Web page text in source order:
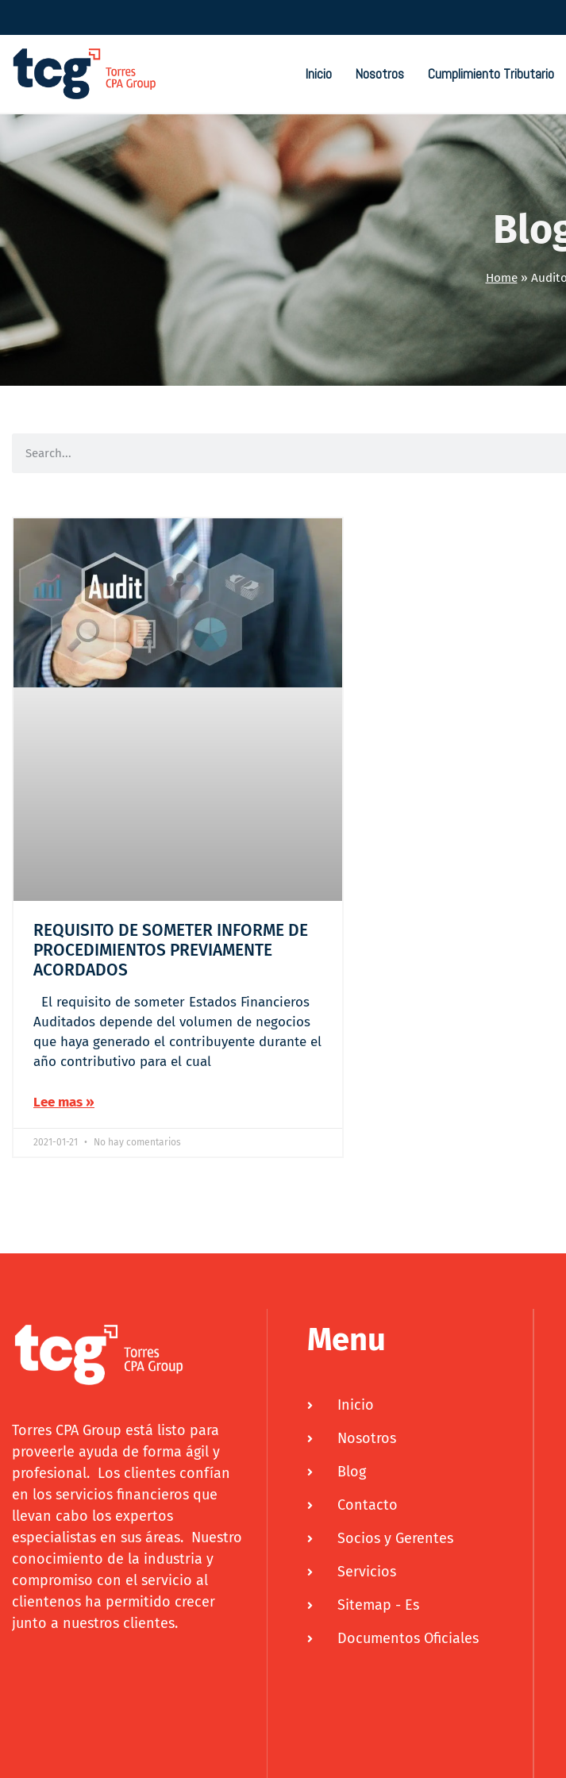
Inicio Nosotros Cumplimiento Tributario
Home»
REQUISITO DE SOMETER INFORME DE
PROCEDIMIENTOS PREVIAMENTE
ACORDADOS
El requisito de someter Estados Financieros
Auditados depende del volumen de negocios
que haya generado el contribuyente durante el
año contributivo para el cual
Lee mas »
2021-01-21 No hay comentarios
Torres CPA Group está listo para
proveerle ayuda de forma ágil y
profesional. Los clientes confían
en los servicios financieros que
llevan cabo los expertos
especialistas en sus áreas. Nuestro
conocimiento de la industria y
compromiso con el servicio al
clientenos ha permitido crecer
junto a nuestros clientes.
Menu
Inicio
Nosotros
Blog
Contacto
Socios y Gerentes
Servicios
Sitemap - Es
Documentos Oficiales